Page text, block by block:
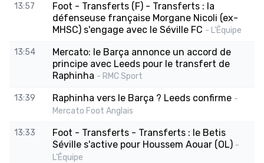
13:57
Foot - Transferts (F) - Transferts : la
défenseuse française Morgane Nicoli (ex-
MHSC) s'engage avec le Séville FC - L'Équipe
13:54
Mercato: le Barça annonce un accord de
principe avec Leeds pour le transfert de
Raphinha - RMC Sport
13:39 Raphinha vers le Barça ? Leeds confirme -
Mercato Foot Anglais
13:33
Foot - Transferts - Transferts : le Betis
Séville s'active pour Houssem Aouar (OL) -
L'Équipe